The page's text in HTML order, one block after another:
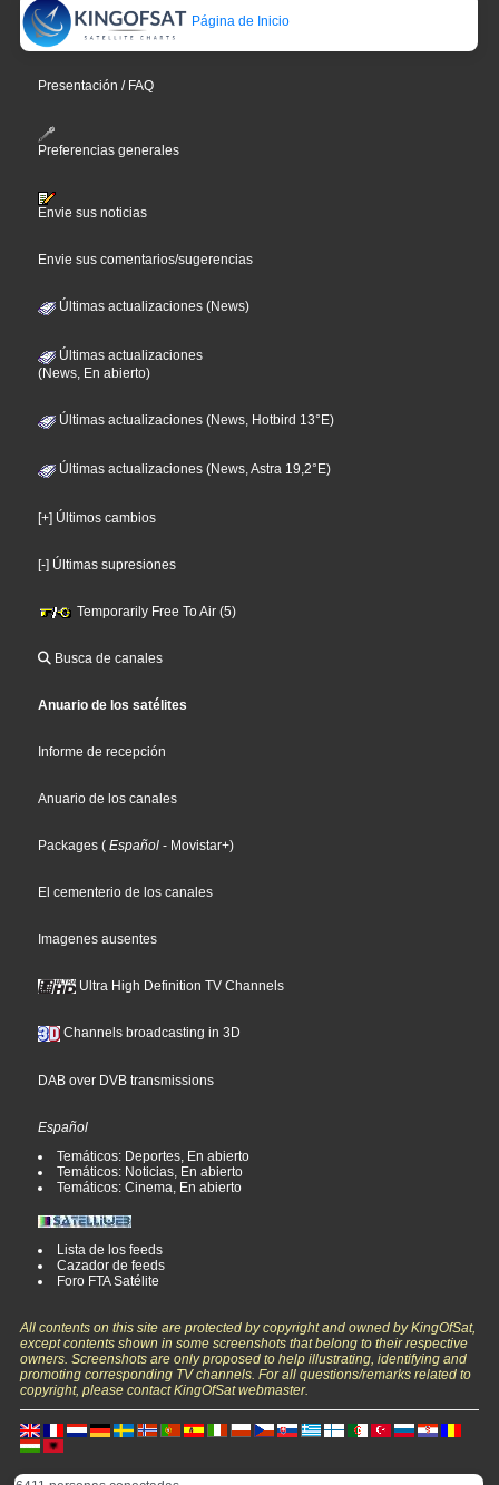
Página de Inicio
Presentación / FAQ
Preferencias generales
Envie sus noticias
Envie sus comentarios/sugerencias
Últimas actualizaciones (News)
Últimas actualizaciones
(News, En abierto)
Últimas actualizaciones (News, Hotbird 13°E)
Últimas actualizaciones (News, Astra 19,2°E)
[+] Últimos cambios
[-] Últimas supresiones
Temporarily Free To Air (5)
Busca de canales
Anuario de los satélites
Informe de recepción
Anuario de los canales
Packages ( Español - Movistar+)
El cementerio de los canales
Imagenes ausentes
Ultra High Definition TV Channels
Channels broadcasting in 3D
DAB over DVB transmissions
Español
Temáticos: Deportes, En abierto
Temáticos: Noticias, En abierto
Temáticos: Cinema, En abierto
Lista de los feeds
Cazador de feeds
Foro FTA Satélite
All contents on this site are protected by copyright and owned by KingOfSat,
except contents shown in some screenshots that belong to their respective
owners. Screenshots are only proposed to help illustrating, identifying and
promoting corresponding TV channels. For all questions/remarks related to
copyright, please contact KingOfSat webmaster.